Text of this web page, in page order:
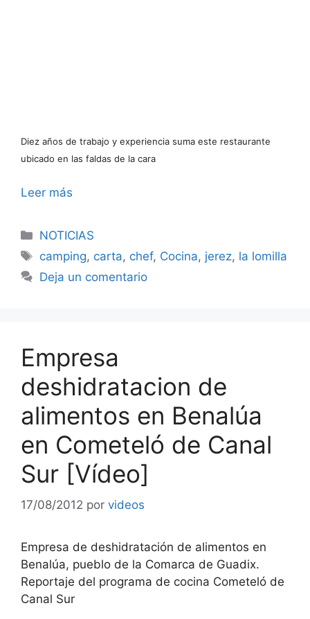
Diez años de trabajo y experiencia suma este restaurante
ubicado en las faldas de la cara
Leer más
Categorías
NOTICIAS
Etiquetas
camping, carta, chef, Cocina, jerez, la lomilla
Deja un comentario
Empresa
deshidratacion de
alimentos en Benalúa
en Cometeló de Canal
Sur [Vídeo]
17/08/2012 por videos
Empresa de deshidratación de alimentos en
Benalúa, pueblo de la Comarca de Guadix.
Reportaje del programa de cocina Cometeló de
Canal Sur